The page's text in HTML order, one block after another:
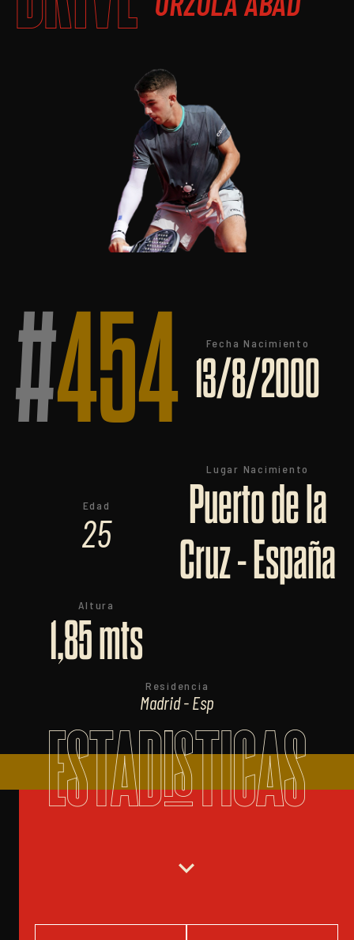
#454 Fecha Nacimiento
13/8/2000
Edad
25
Lugar Nacimiento
Puerto de la
Cruz - España
Altura
1,85 mts
Residencia
Madrid - Esp
ESTADISTICAS
expand_more